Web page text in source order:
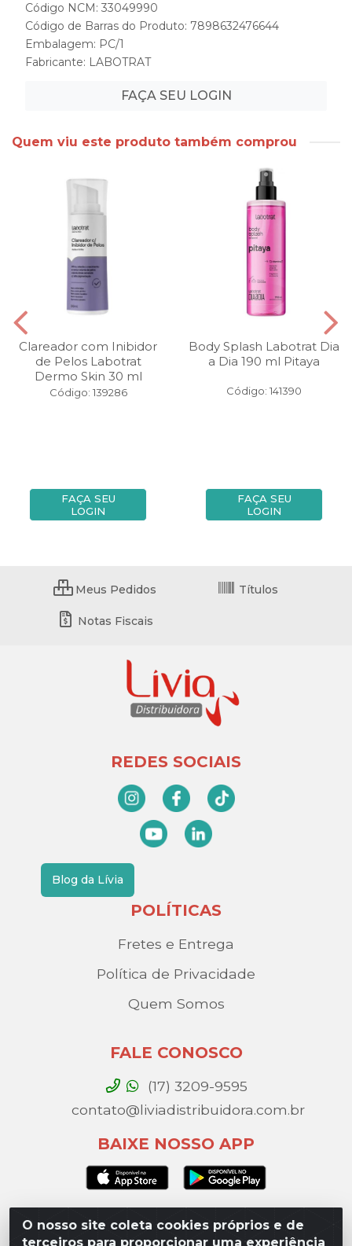
Código NCM: 33049990
Código de Barras do Produto: 7898632476644
Embalagem: PC/1
Fabricante: LABOTRAT
FAÇA SEU LOGIN
Quem viu este produto também comprou
Clareador com Inibidor
de Pelos Labotrat
Dermo Skin 30 ml
Código: 139286
FAÇA SEU
LOGIN
Body Splash Labotrat Dia
a Dia 190 ml Pitaya
Código: 141390
FAÇA SEU
LOGIN
O nosso site coleta cookies próprios e de
terceiros para proporcionar uma experiência
Meus Pedidos Títulos
Notas Fiscais
REDES SOCIAIS
Blog da Lívia
POLÍTICAS
Fretes e Entrega
Política de Privacidade
Quem Somos
FALE CONOSCO
(17) 3209-9595
contato@liviadistribuidora.com.br
BAIXE NOSSO APP
Lívia Distribuidora - Av. Percy Gandini, 329 – Vila